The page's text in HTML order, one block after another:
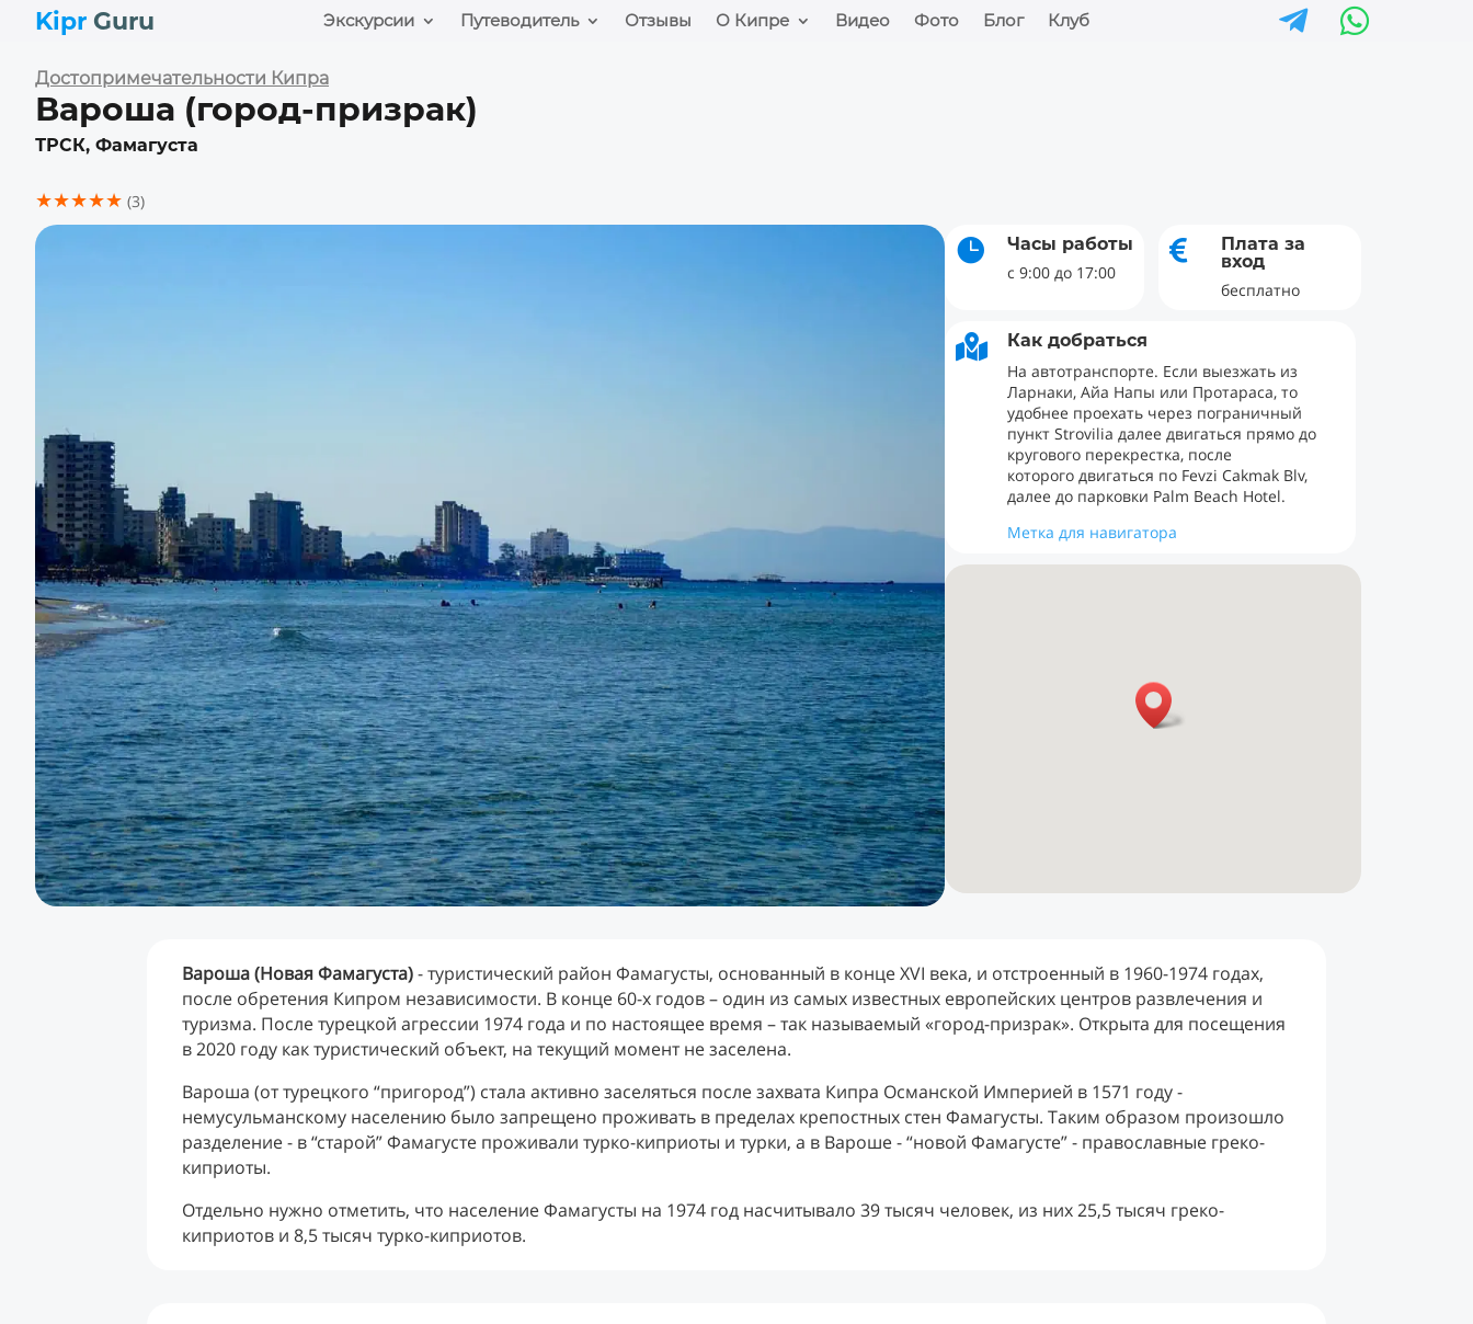
Kipr Guru Экскурсии Путеводитель Отзывы О Кипре Видео Фото Блог Клуб  
Достопримечательности Кипра
Вароша (город-призрак)
ТРСК, Фамагуста
★★★★★ (3)

Часы работы
с 9:00 до 17:00

Плата за
вход
бесплатно

Как добраться
На автотранспорте. Если выезжать из
Ларнаки, Айа Напы или Протараса, то
удобнее проехать через пограничный
пункт Strovilia далее двигаться прямо до
кругового перекрестка, после
которого двигаться по Fevzi Cakmak Blv,
далее до парковки Palm Beach Hotel.
Метка для навигатора
Вароша (Новая Фамагуста) - туристический район Фамагусты, основанный в конце XVI века, и отстроенный в 1960-1974 годах,
после обретения Кипром независимости. В конце 60-х годов – один из самых известных европейских центров развлечения и
туризма. После турецкой агрессии 1974 года и по настоящее время – так называемый «город-призрак». Открыта для посещения
в 2020 году как туристический объект, на текущий момент не заселена.
Вароша (от турецкого “пригород”) стала активно заселяться после захвата Кипра Османской Империей в 1571 году -
немусульманскому населению было запрещено проживать в пределах крепостных стен Фамагусты. Таким образом произошло
разделение - в “старой” Фамагусте проживали турко-киприоты и турки, а в Вароше - “новой Фамагусте” - православные греко-
киприоты.
Отдельно нужно отметить, что население Фамагусты на 1974 год насчитывало 39 тысяч человек, из них 25,5 тысяч греко-
киприотов и 8,5 тысяч турко-киприотов.